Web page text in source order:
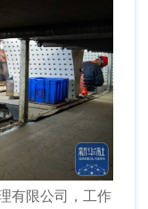
有限公司，工作